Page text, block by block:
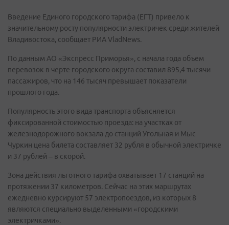
Введение Единого городского тарифа (ЕГТ) привело к
значительному росту популярности электричек среди жителей
Владивостока, сообщает РИА VladNews.
По данным АО «Экспресс Приморья», с начала года объем
перевозок в черте городского округа составил 895,4 тысячи
пассажиров, что на 146 тысяч превышает показатели
прошлого года.
Популярность этого вида транспорта объясняется
фиксированной стоимостью проезда: на участках от
железнодорожного вокзала до станций Угольная и Мыс
Чуркин цена билета составляет 32 рубля в обычной электричке
и 37 рублей – в скорой.
Зона действия льготного тарифа охватывает 17 станций на
протяжении 37 километров. Сейчас на этих маршрутах
ежедневно курсируют 57 электропоездов, из которых 8
являются специально выделенными «городскими
электричками».